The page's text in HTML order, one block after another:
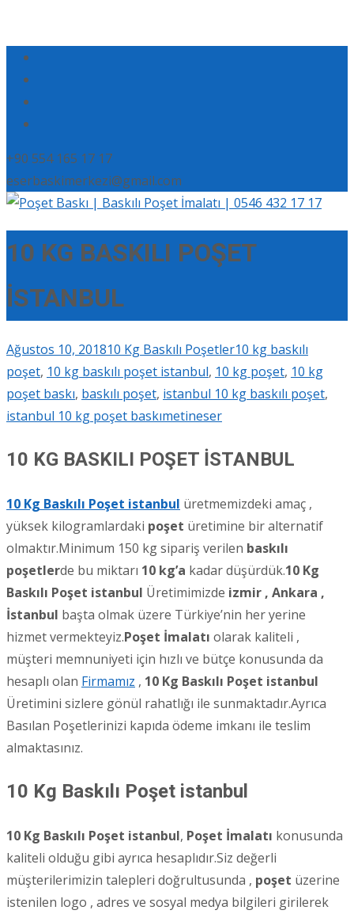
+90 554 165 17 17
eserbaskimerkezi@gmail.com
10 KG BASKILI POŞET
İSTANBUL
Ağustos 10, 201810 Kg Baskılı Poşetler10 kg baskılı
poşet, 10 kg baskılı poşet istanbul, 10 kg poşet, 10 kg
poşet baskı, baskılı poşet, istanbul 10 kg baskılı poşet,
istanbul 10 kg poşet baskımetineser
10 KG BASKILI POŞET İSTANBUL
10 Kg Baskılı Poşet istanbul üretmemizdeki amaç ,
yüksek kilogramlardaki poşet üretimine bir alternatif
olmaktır.Minimum 150 kg sipariş verilen baskılı
poşetlerde bu miktarı 10 kg’a kadar düşürdük.10 Kg
Baskılı Poşet istanbul Üretimimizde izmir , Ankara ,
İstanbul başta olmak üzere Türkiye’nin her yerine
hizmet vermekteyiz.Poşet İmalatı olarak kaliteli ,
müşteri memnuniyeti için hızlı ve bütçe konusunda da
hesaplı olan Firmamız , 10 Kg Baskılı Poşet istanbul
Üretimini sizlere gönül rahatlığı ile sunmaktadır.Ayrıca
Basılan Poşetlerinizi kapıda ödeme imkanı ile teslim
almaktasınız.
10 Kg Baskılı Poşet istanbul
10 Kg Baskılı Poşet istanbul, Poşet İmalatı konusunda
kaliteli olduğu gibi ayrıca hesaplıdır.Siz değerli
müşterilerimizin talepleri doğrultusunda , poşet üzerine
istenilen logo , adres ve sosyal medya bilgileri girilerek